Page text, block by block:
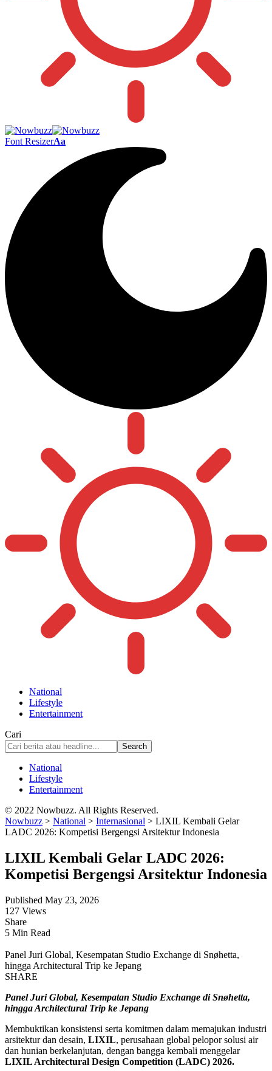
Font ResizerAa
National
Lifestyle
Entertainment
Cari
National
Lifestyle
Entertainment
© 2022 Nowbuzz. All Rights Reserved.
Nowbuzz > National > Internasional > LIXIL Kembali Gelar
LADC 2026: Kompetisi Bergengsi Arsitektur Indonesia
LIXIL Kembali Gelar LADC 2026:
Kompetisi Bergengsi Arsitektur Indonesia
Published May 23, 2026
127 Views
Share
5 Min Read
Panel Juri Global, Kesempatan Studio Exchange di Snøhetta,
hingga Architectural Trip ke Jepang
SHARE
Panel Juri Global, Kesempatan Studio Exchange di Snøhetta,
hingga Architectural Trip ke Jepang
Membuktikan konsistensi serta komitmen dalam memajukan industri
arsitektur dan desain, LIXIL, perusahaan global pelopor solusi air
dan hunian berkelanjutan, dengan bangga kembali menggelar
LIXIL Architectural Design Competition (LADC) 2026.